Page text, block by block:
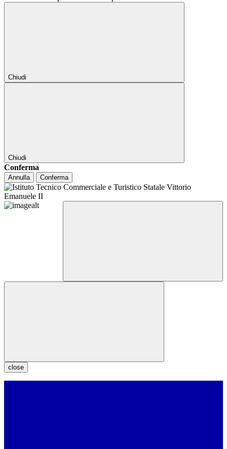
Chiudi
Chiudi
Conferma
Annulla Conferma
close